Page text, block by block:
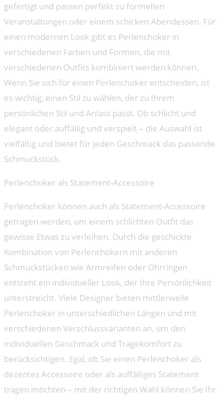
gefertigt und passen perfekt zu formellen
Veranstaltungen oder einem schicken Abendessen. Für
einen modernen Look gibt es Perlenchoker in
verschiedenen Farben und Formen, die mit
verschiedenen Outfits kombiniert werden können.
Wenn Sie sich für einen Perlenchoker entscheiden, ist
es wichtig, einen Stil zu wählen, der zu Ihrem
persönlichen Stil und Anlass passt. Ob schlicht und
elegant oder auffällig und verspielt – die Auswahl ist
vielfältig und bietet für jeden Geschmack das passende
Schmuckstück.
Perlenchoker als Statement-Accessoire
Perlenchoker können auch als Statement-Accessoire
getragen werden, um einem schlichten Outfit das
gewisse Etwas zu verleihen. Durch die geschickte
Kombination von Perlenchokern mit anderen
Schmuckstücken wie Armreifen oder Ohrringen
entsteht ein individueller Look, der Ihre Persönlichkeit
unterstreicht. Viele Designer bieten mittlerweile
Perlenchoker in unterschiedlichen Längen und mit
verschiedenen Verschlussvarianten an, um den
individuellen Geschmack und Tragekomfort zu
berücksichtigen. Egal, ob Sie einen Perlenchoker als
dezentes Accessoire oder als auffälliges Statement
tragen möchten – mit der richtigen Wahl können Sie Ihr